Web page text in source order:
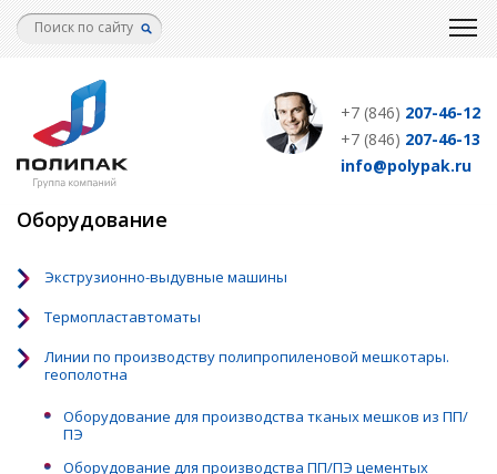
Перейти
к
+7 (846) 207-46-12
+7 (846) 207-46-13
info@polypak.ru
Оборудование
Экструзионно-выдувные машины
Термопластавтоматы
Линии по производству полипропиленовой мешкотары.
геополотна
Оборудование для производства тканых мешков из ПП/
ПЭ
Оборудование для производства ПП/ПЭ цементых